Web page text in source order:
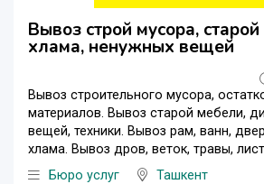
Вывоз строй мусора,
хлама, ненужных вещей
Вывоз строительного мусора,
материалов. Вывоз старой мебели,
вещей, техники. Вывоз рам, ванн,
хлама. Вывоз дров, веток, травы,
Бюро услуг
Ташкент